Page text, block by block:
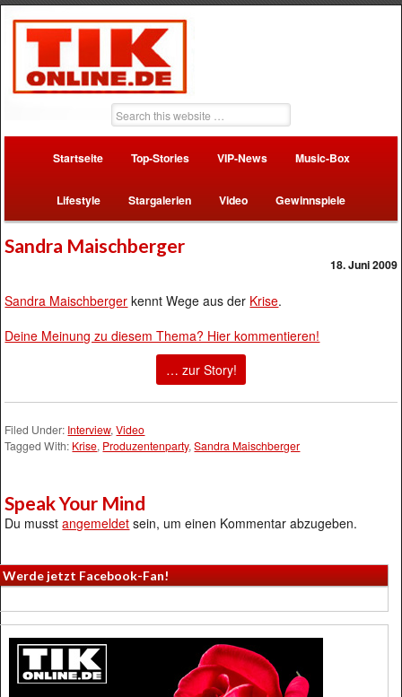
Startseite Top-Stories VIP-News Music-Box
Lifestyle Stargalerien Video Gewinnspiele
Sandra Maischberger
18. Juni 2009
Sandra Maischberger kennt Wege aus der Krise.
Deine Meinung zu diesem Thema? Hier kommentieren!
… zur Story!
Filed Under: Interview,Video
Tagged With: Krise, Produzentenparty,Sandra Maischberger
Speak Your Mind
Du musstangemeldet sein, um einen Kommentar abzugeben.
Werde jetzt Facebook-Fan!